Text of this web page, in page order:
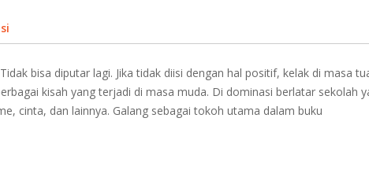
bisa diputar lagi. Jika tidak diisi dengan hal positif, kelak di masa
kisah yang terjadi di masa muda. Di dominasi berlatar sekolah
cinta, dan lainnya. Galang sebagai tokoh utama dalam buku